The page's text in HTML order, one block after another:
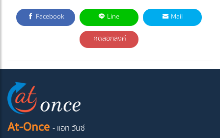
Facebook Line Mail
คัดลอกลิงค์
At-Once - แอท วันซ์